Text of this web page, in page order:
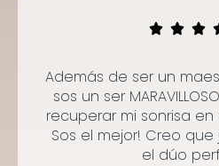
Además de ser un
sos un ser
recuperar mi sonrisa
Sos el mejor! Creo
el dúo